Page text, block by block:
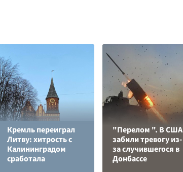
Кремль переиграл
Литву: хитрость с
Калининградом
сработала
"Перелом ". В США
забили тревогу из-
за случившегося в
Донбассе